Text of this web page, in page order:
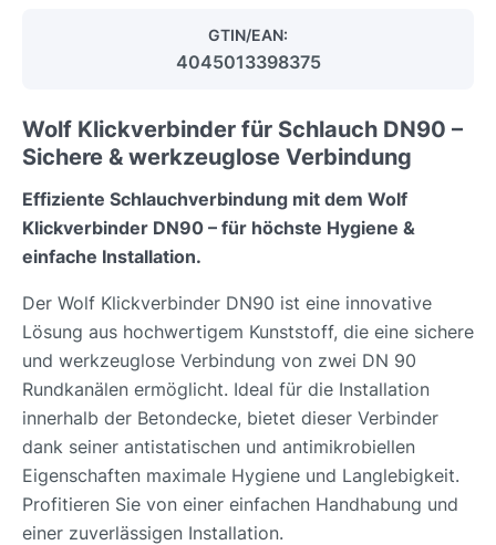
GTIN/EAN:
4045013398375
Wolf Klickverbinder für Schlauch DN90 –
Sichere & werkzeuglose Verbindung
Effiziente Schlauchverbindung mit dem Wolf
Klickverbinder DN90 – für höchste Hygiene &
einfache Installation.
Der Wolf Klickverbinder DN90 ist eine innovative
Lösung aus hochwertigem Kunststoff, die eine sichere
und werkzeuglose Verbindung von zwei DN 90
Rundkanälen ermöglicht. Ideal für die Installation
innerhalb der Betondecke, bietet dieser Verbinder
dank seiner antistatischen und antimikrobiellen
Eigenschaften maximale Hygiene und Langlebigkeit.
Profitieren Sie von einer einfachen Handhabung und
einer zuverlässigen Installation.